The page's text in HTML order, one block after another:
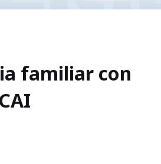
familiar con